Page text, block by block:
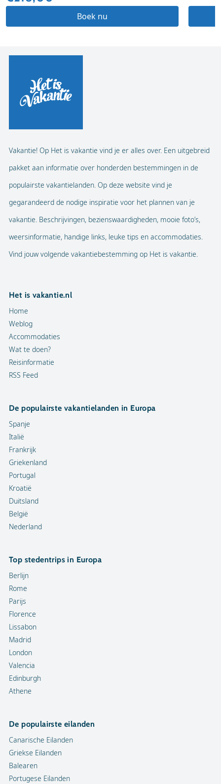
Boek nu
Vakantie! Op Het is vakantie vind je er alles over. Een uitgebreid
pakket aan informatie over honderden bestemmingen in de
populairste vakantielanden. Op deze website vind je
gegarandeerd de nodige inspiratie voor het plannen van je
vakantie. Beschrijvingen, bezienswaardigheden, mooie foto’s,
weersinformatie, handige links, leuke tips en accommodaties.
Vind jouw volgende vakantiebestemming op Het is vakantie.
Het is vakantie.nl
Home
Weblog
Accommodaties
Wat te doen?
Reisinformatie
RSS Feed
De populairste vakantielanden in Europa
Spanje
Italië
Frankrijk
Griekenland
Portugal
Kroatië
Duitsland
België
Nederland
Top stedentrips in Europa
Berlijn
Rome
Parijs
Florence
Lissabon
Madrid
London
Valencia
Edinburgh
Athene
De populairste eilanden
Canarische Eilanden
Griekse Eilanden
Balearen
Portugese Eilanden